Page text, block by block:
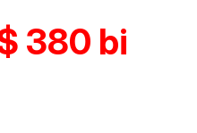
380 bi